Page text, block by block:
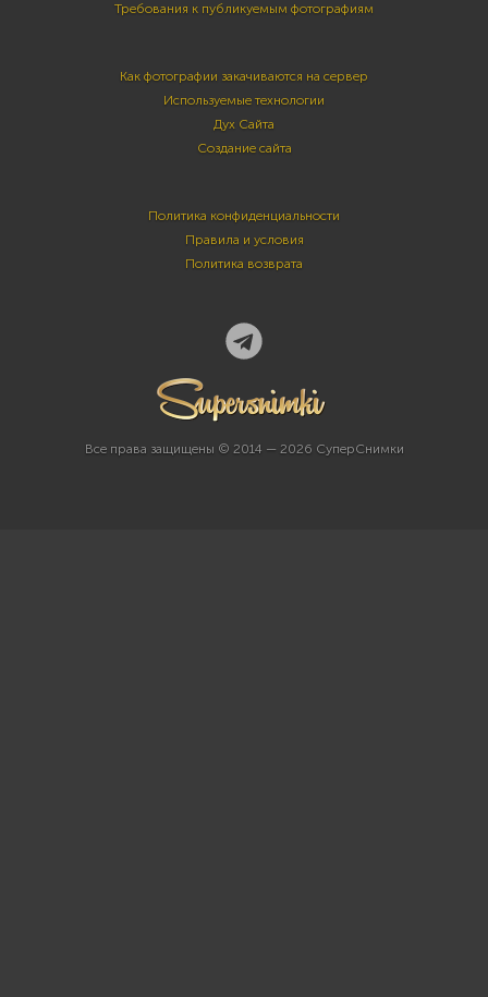
Требования к публикуемым фотографиям
Как фотографии закачиваются на сервер
Используемые технологии
Дух Сайта
Создание сайта
Политика конфиденциальности
Правила и условия
Политика возврата
Все права защищены © 2014 — 2026 СуперСнимки